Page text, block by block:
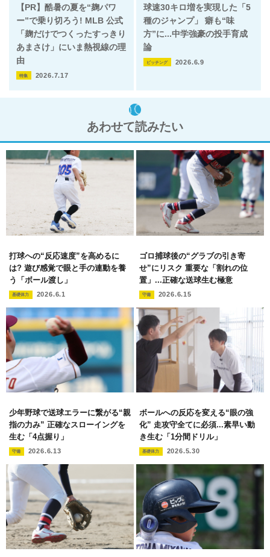
【PR】酷暑の夏を“麹パワ
ー”で乗り切ろう! MLB 公式
「麹だけでつくったすっきり
あまさけ」にいま熱視線の理
由
特集 2026.7.17
球速30キロ増を実現した「5
種のジャンプ」 癖も“味
方”に...中学強豪の投手育成
論
ピッチング 2026.6.9
あわせて読みたい
打球への“反応速度”を高めるに
は? 遊び感覚で眼と手の連動を養
う「ボール渡し」
基礎体力 2026.6.1
ゴロ捕球後の“グラブの引き寄
せ”にリスク 重要な「割れの位
置」...正確な送球生む極意
守備 2026.6.15
少年野球で送球エラーに繋がる“親
指の力み” 正確なスローイングを
生む「4点握り」
守備 2026.6.13
ボールへの反応を変える“眼の強
化” 走攻守全てに必須...素早い動
き生む「1分間ドリル」
基礎体力 2026.5.30